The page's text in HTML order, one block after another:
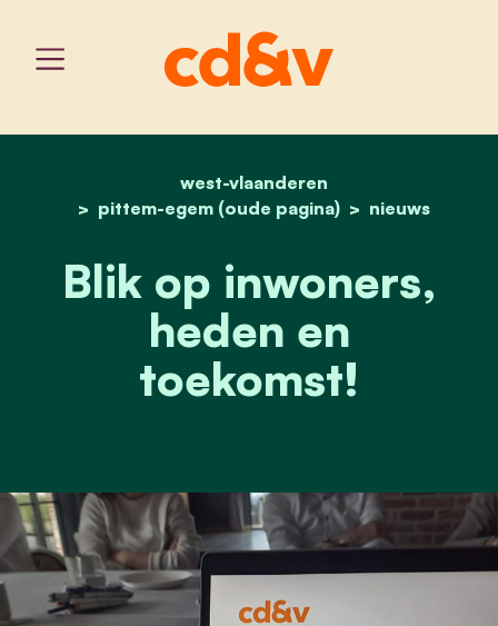
home
west-vlaanderen
pittem-egem (oude pagina)
nieuws
fractiedag
Blik op inwoners,
heden en
toekomst!